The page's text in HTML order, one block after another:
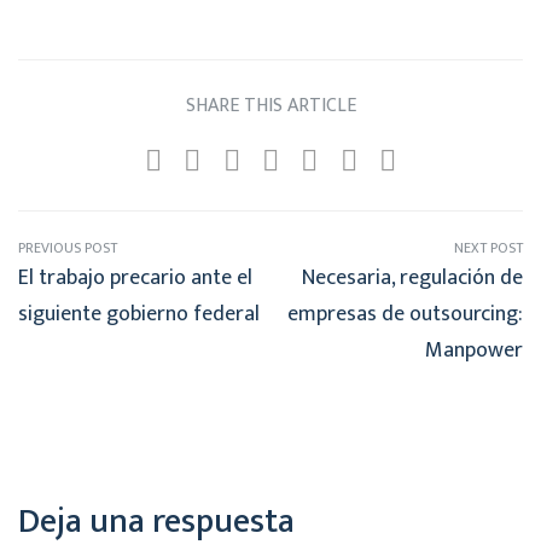
SHARE THIS ARTICLE
PREVIOUS POST
El trabajo precario ante el
siguiente gobierno federal
NEXT POST
Necesaria, regulación de
empresas de outsourcing:
Manpower
Deja una respuesta